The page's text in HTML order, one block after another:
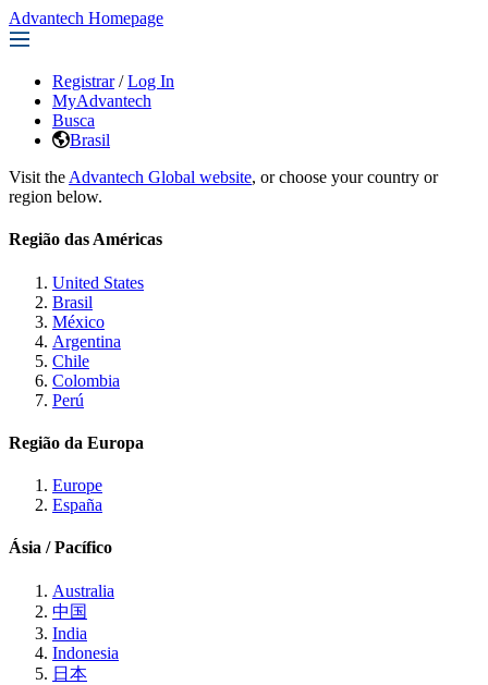
Advantech Homepage
Registrar / Log In
MyAdvantech
Busca
Brasil
Visit the Advantech Global website, or choose your country or
region below.
Região das Américas
United States
Brasil
México
Argentina
Chile
Colombia
Perú
Região da Europa
Europe
España
Ásia / Pacífico
Australia
中国
India
Indonesia
日本